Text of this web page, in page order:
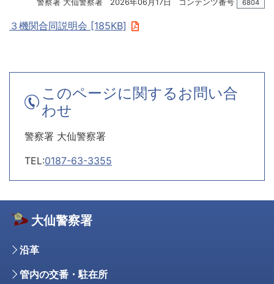
警察署 大仙警察署 2026年06月17日 コンテンツ番号 6804
３機関合同説明会 [185KB]
このページに関するお問い合
わせ
警察署 大仙警察署
TEL:0187-63-3355
大仙警察署
沿革
管内の交番・駐在所